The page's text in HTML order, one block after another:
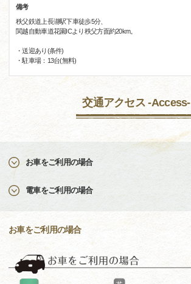
備考
秩父鉄道上長瀞駅下車徒歩5分、
関越自動車道花園ICより秩父方面約20km。
・送迎あり(条件)
・駐車場：13台(無料)
交通アクセス -Access-
お車をご利用の場合
電車をご利用の場合
お車をご利用の場合